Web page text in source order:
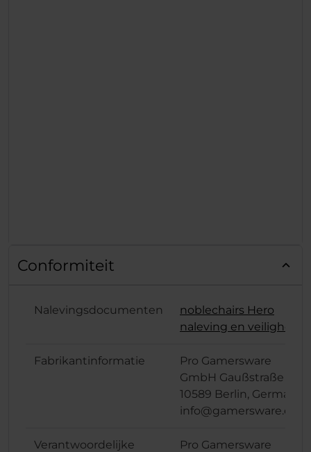
Conformiteit
Nalevingsdocumenten
noblechairs Hero
naleving en veiligheid
Fabrikantinformatie
Pro Gamersware
GmbH Gaußstraße 1,
10589 Berlin, Germany
info@gamersware.com
Verantwoordelijke
Pro Gamersware